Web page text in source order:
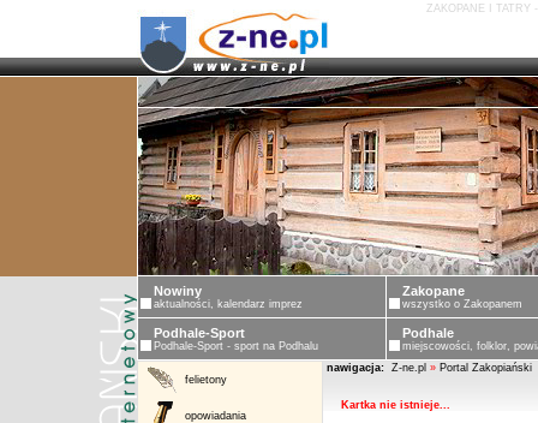
ZAKOPANE I TATRY
Nowiny
aktualności, kalendarz imprez
Zakopane
wszystko o Zakopanem
Podhale-Sport
Podhale-Sport - sport na Podhalu
Podhale
miejscowości, folklor,
felietony
opowiadania
nawigacja: Z-ne.pl » Portal Zakopiański
Kartka nie istnieje...